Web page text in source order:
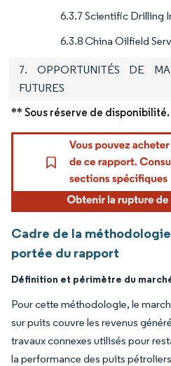
6.3.7 Scientific Drilling
6.3.8 China Oilfield
7. OPPORTUNITÉS DE
FUTURES
** Sous réserve de disponibilité.
Cadre de la
portée du rapport
Définition et périmètre du
Pour cette méthodologie, le
sur puits couvre les revenus
travaux connexes utilisés pour
la performance des puits